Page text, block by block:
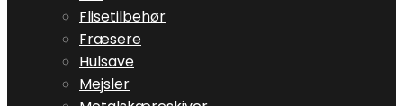
Flisetilbehør
Fræsere
Hulsave
Mejsler